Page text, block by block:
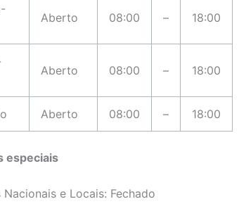
Aberto 08:00 – 18:00
Aberto 08:00 – 18:00
Aberto 08:00 – 18:00
especiais
Nacionais e Locais: Fechado